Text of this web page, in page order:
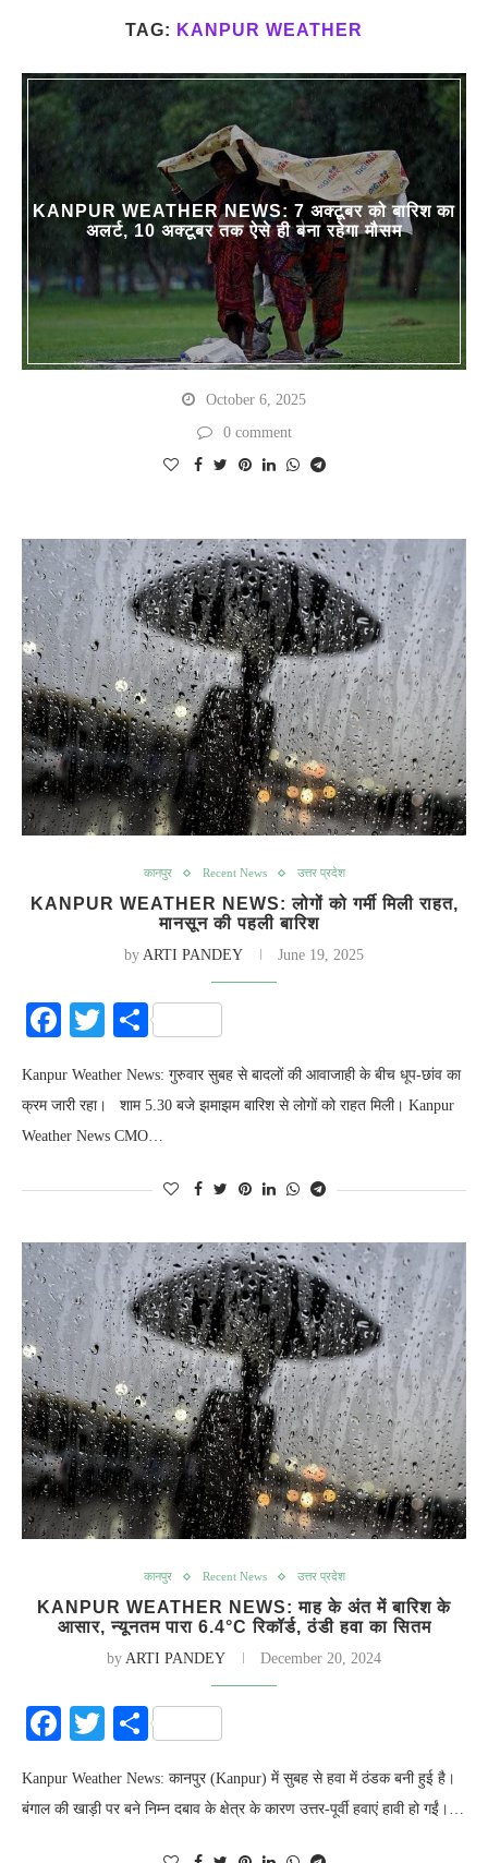
TAG: KANPUR WEATHER
KANPUR WEATHER NEWS: 7 अक्टूबर को बारिश का
अलर्ट, 10 अक्टूबर तक ऐसे ही बना रहेगा मौसम
October 6, 2025
0 comment
कानपुर Recent News उत्तर प्रदेश
KANPUR WEATHER NEWS: लोगों को गर्मी मिली राहत,
मानसून की पहली बारिश
by ARTI PANDEY June 19, 2025
Facebook
Twitter
Share
Kanpur Weather News: गुरुवार सुबह से बादलों की आवाजाही के बीच धूप-छांव का
क्रम जारी रहा। शाम 5.30 बजे झमाझम बारिश से लोगों को राहत मिली। Kanpur
Weather News CMO…
कानपुर Recent News उत्तर प्रदेश
KANPUR WEATHER NEWS: माह के अंत में बारिश के
आसार, न्यूनतम पारा 6.4°C रिकॉर्ड, ठंडी हवा का सितम
by ARTI PANDEY December 20, 2024
Facebook
Twitter
Share
Kanpur Weather News: कानपुर (Kanpur) में सुबह से हवा में ठंडक बनी हुई है।
बंगाल की खाड़ी पर बने निम्न दबाव के क्षेत्र के कारण उत्तर-पूर्वी हवाएं हावी हो गईं।…